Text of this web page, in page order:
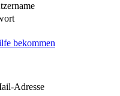
bekommen
Adresse